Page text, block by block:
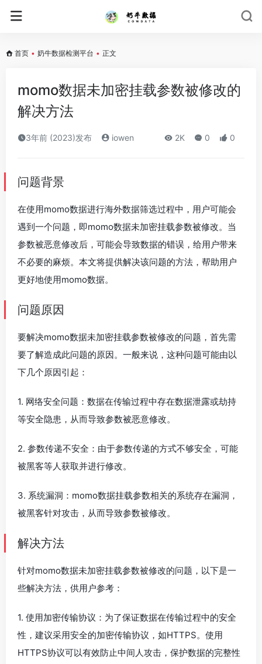
首页 • 奶牛数据检测平台 • 正文
momo数据未加密挂载参数被修改的
解决方法
3年前 (2023)发布 iowen 2K 0 0
问题背景
在使用momo数据进行海外数据筛选过程中，用户可能会
遇到一个问题，即momo数据未加密挂载参数被修改。当
参数被恶意修改后，可能会导致数据的错误，给用户带来
不必要的麻烦。本文将提供解决该问题的方法，帮助用户
更好地使用momo数据。
问题原因
要解决momo数据未加密挂载参数被修改的问题，首先需
要了解造成此问题的原因。一般来说，这种问题可能由以
下几个原因引起：
1. 网络安全问题：数据在传输过程中存在数据泄露或劫持
等安全隐患，从而导致参数被恶意修改。
2. 参数传递不安全：由于参数传递的方式不够安全，可能
被黑客等人获取并进行修改。
3. 系统漏洞：momo数据挂载参数相关的系统存在漏洞，
被黑客针对攻击，从而导致参数被修改。
解决方法
针对momo数据未加密挂载参数被修改的问题，以下是一
些解决方法，供用户参考：
1. 使用加密传输协议：为了保证数据在传输过程中的安全
性，建议采用安全的加密传输协议，如HTTPS。使用
HTTPS协议可以有效防止中间人攻击，保护数据的完整性